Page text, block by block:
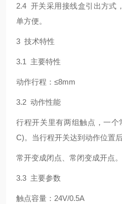
2.4 开关采用接线盒引出方式
单方便。
3 技术特性
3.1 主要特性
动作行程：≤8mm
3.2 动作性能
行程开关里有两组触点，一
C)。当行程开关达到动作位置后
常开变成闭点、常闭变成开点。
3.3 主要参数
触点容量：24V/0.5A